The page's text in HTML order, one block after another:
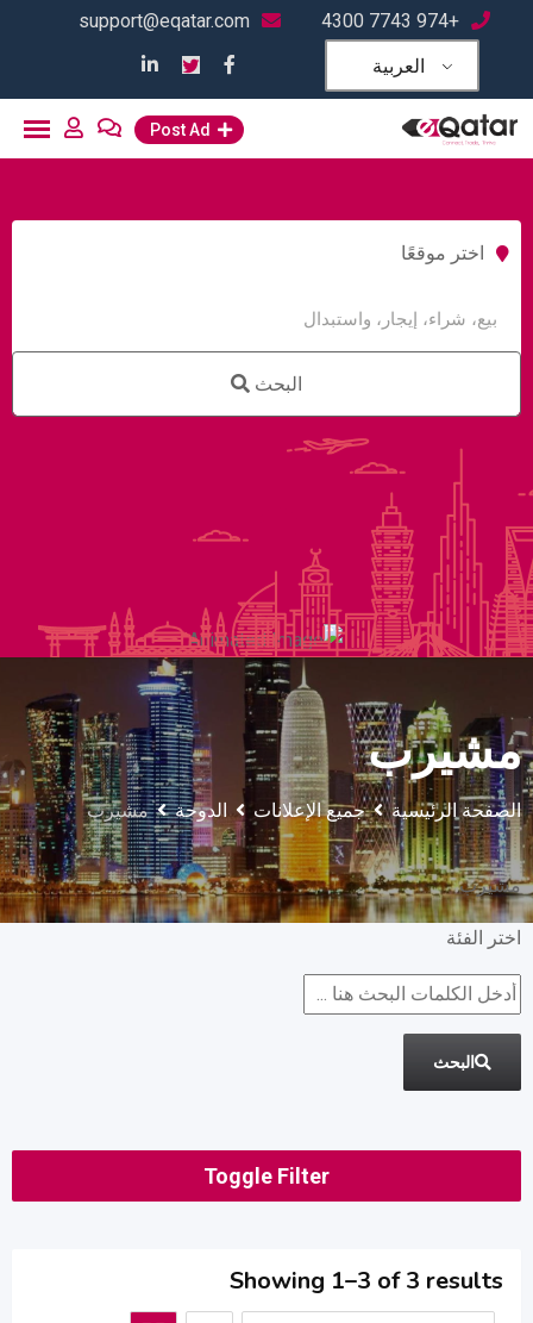
+974 7743 4300
support@eqatar.com
العربية
Post Ad
اختر موقعًا
البحث
السيارات والمركبات الثقيلة
مشيرب
الصفحة الرئيسية جميع الإعلانات الدوحة مشيرب
مشيرب
اختر الفئة
البحث
Toggle Filter
Showing 1–3 of 3 results